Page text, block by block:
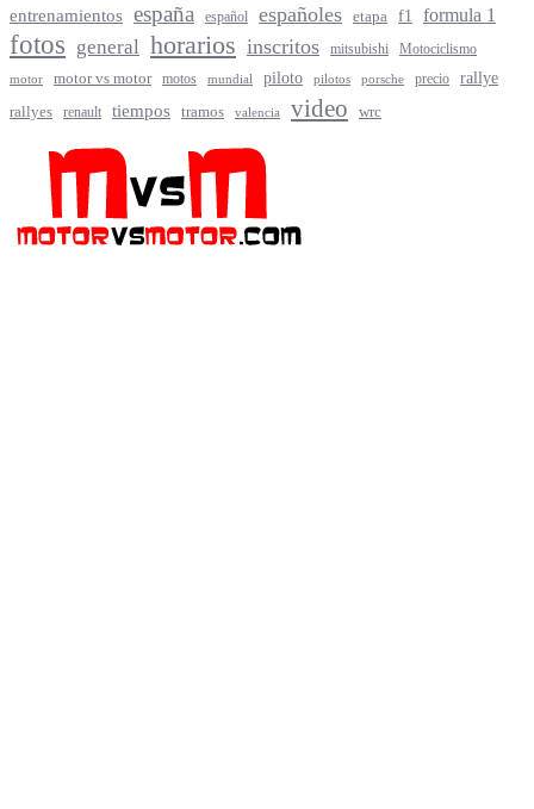
entrenamientos españa español españoles etapa f1 formula 1
fotos general horarios inscritos mitsubishi Motociclismo
motor motor vs motor motos mundial piloto pilotos porsche precio rallye
rallyes renault tiempos tramos valencia video wrc